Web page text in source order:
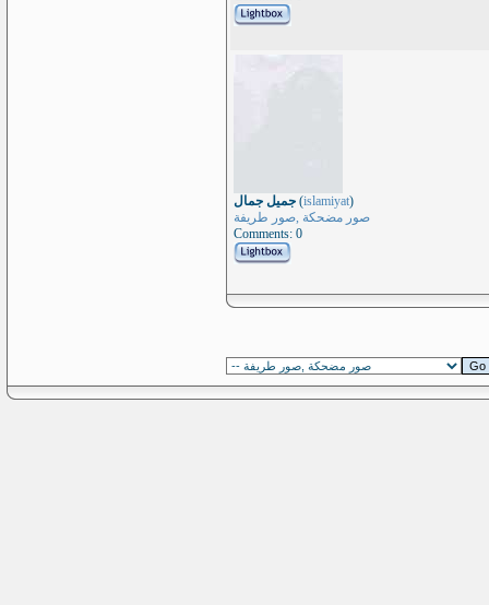
جميل جمال (islamiyat)
صور مضحكة ,صور طريفة
Comments: 0